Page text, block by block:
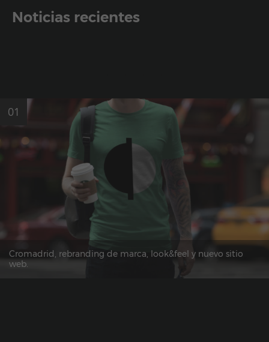
Noticias recientes
01
Cromadrid, rebranding de marca, look&feel y nuevo sitio
web.